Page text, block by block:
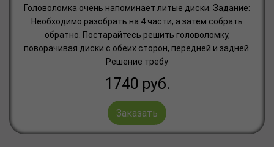
Головоломка очень напоминает литые диски. Задание:
Необходимо разобрать на 4 части, а затем собрать
обратно. Постарайтесь решить головоломку,
поворачивая диски с обеих сторон, передней и задней.
Решение требу
1740 руб.
Заказать